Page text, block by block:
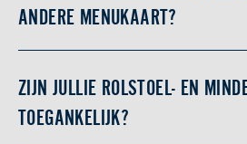
ANDERE MENUKAART?
ZIJN JULLIE ROLSTOEL- EN
TOEGANKELIJK?